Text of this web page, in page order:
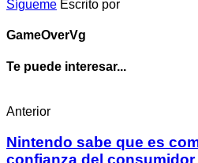
Sígueme Escrito por
GameOverVg
Te puede interesar...
Anterior
Nintendo sabe que es
confianza del consumidor